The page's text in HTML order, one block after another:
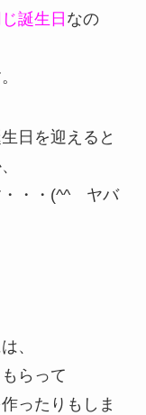
誕生日 なの
日を迎えると
・・(^^ゞヤバ
、
らって
ったりもしま